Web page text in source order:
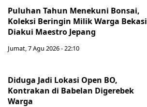
Puluhan Tahun Menekuni Bonsai,
Koleksi Beringin Milik Warga Bekasi
Diakui Maestro Jepang
Jumat, 7 Agu 2026 - 22:10
Diduga Jadi Lokasi Open BO,
Kontrakan di Babelan Digerebek
Warga